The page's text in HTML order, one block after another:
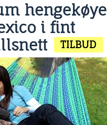
hengekøye
i fint